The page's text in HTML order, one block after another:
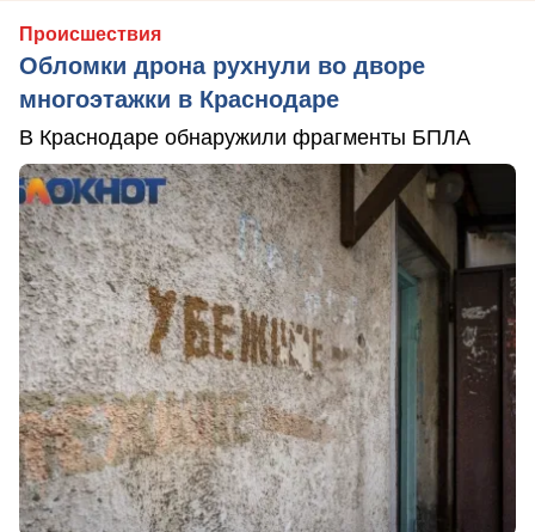
Происшествия
Обломки дрона рухнули во дворе
многоэтажки в Краснодаре
В Краснодаре обнаружили фрагменты БПЛА